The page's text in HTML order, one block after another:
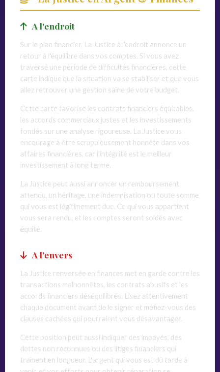
A l'endroit
Sur le plan financier, La Justice à l'endroit annonce un
retour à l'équilibre dans vos comptes. Si vous avez
traversé une période de difficultés financières, cette
carte indique que la situation va se stabiliser et que vous
allez retrouver une gestion saine de votre budget.
Cette carte favorise les contrats financiers équitables,
les accords commerciaux justes et les investissements
fondés sur une analyse rigoureuse. La Justice vous
encourage à être scrupuleusement honnête dans vos
affaires financières, car l'intégrité est le meilleur
investissement à long terme.
La Justice peut aussi annoncer un remboursement
attendu, un héritage, une indemnisation ou toute somme
qui vous est légitimement due. Ce qui vous appartient
vous sera rendu, et les comptes seront soldés avec
équité.
A l'envers
La Justice renversée en finances met en garde contre les
transactions malhonnêtes, les contrats abusifs et les
accords financiers déséquilibrés. Lisez attentivement
chaque document avant de le signer et méfiez-vous des
clauses cachées qui pourraient vous désavantager.
Cette position peut aussi indiquer des impayés, des
dettes non reconnues ou des litiges financiers qui
traînent en longueur. L'argent qui vous est dû tarde à